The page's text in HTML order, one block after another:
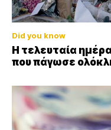
Did you know
Η τελευταία
που πάγωσε